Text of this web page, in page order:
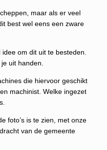
maar als er veel
best wel eens een zware
om dit uit te besteden.
uit handen.
die hiervoor geschikt
machinist. Welke ingezet
foto’s is te zien, met onze
van de gemeente